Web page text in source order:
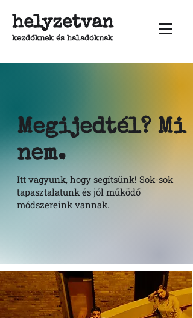
helyzetvan
kezdőknek és haladóknak
Megijedtél? Mi
nem.
Itt vagyunk, hogy segítsünk! Sok-sok
tapasztalatunk és jól működő
módszereink vannak.